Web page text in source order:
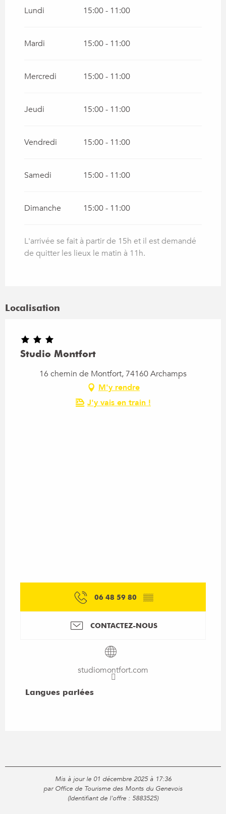
1 janvier 2027au1 février 2027
Lundi 15:00 - 11:00
Mardi 15:00 - 11:00
Mercredi 15:00 - 11:00
Jeudi 15:00 - 11:00
Vendredi 15:00 - 11:00
Samedi 15:00 - 11:00
Dimanche 15:00 - 11:00
L'arrivée se fait à partir de 15h et il est demandé
de quitter les lieux le matin à 11h.
Localisation
Studio Montfort
16 chemin de Montfort, 74160 Archamps
M'y rendre
J'y vais en train !
06 48 59 80 ▒▒
CONTACTEZ-NOUS
studiomontfort.com
Langues parlées
Langues parlées
Mis à jour le 01 décembre 2025 à 17:36
par Office de Tourisme des Monts du Genevois
(Identifiant de l'offre : 5883525)